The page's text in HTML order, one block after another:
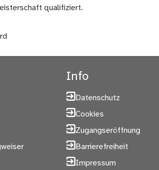
qualifiziert.
Info
Datenschutz
Cookies
Zugangseröffnung
Barrierefreiheit
Impressum